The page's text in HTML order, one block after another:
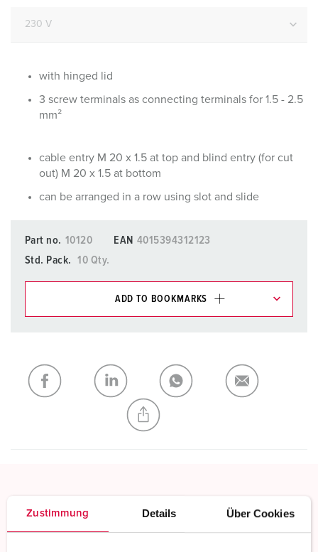
Zustimmung Details Über Cookies
with hinged lid
3 screw terminals as connecting terminals for 1.5 - 2.5
mm²
cable entry M 20 x 1.5 at top and blind entry (for cut
out) M 20 x 1.5 at bottom
can be arranged in a row using slot and slide
Part no. 10120 EAN 4015394312123
Std. Pack.
10 Qty.
ADD TO BOOKMARKS
My list ADD
CREATE A NEW LIST